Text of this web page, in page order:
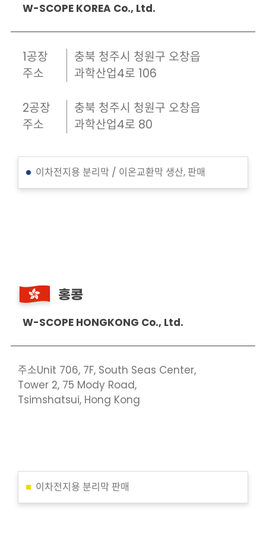
W-SCOPE KOREA Co., Ltd.
1공장
주소
충북 청주시 청원구 오창읍
과학산업4로 106
2공장
주소
충북 청주시 청원구 오창읍
과학산업4로 80
이차전지용 분리막 / 이온교환막 생산, 판매
홍콩
W-SCOPE HONGKONG Co., Ltd.
주소Unit 706, 7F, South Seas Center,
Tower 2, 75 Mody Road,
Tsimshatsui, Hong Kong
이차전지용 분리막 판매